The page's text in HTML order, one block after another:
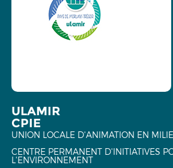
ULAMIR
CPIE
UNION LOCALE D'ANIMATION EN
CENTRE PERMANENT D'INITIATIVES
L'ENVIRONNEMENT